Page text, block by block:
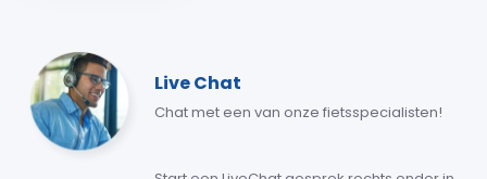
Live Chat
Chat met een van onze fietsspecialisten!